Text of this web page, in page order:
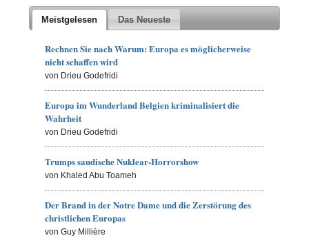
Meistgelesen Das Neueste
Rechnen Sie nach Warum: Europa es möglicherweise
nicht schaffen wird
von Drieu Godefridi
Europa im Wunderland Belgien kriminalisiert die
Wahrheit
von Drieu Godefridi
Trumps saudische Nuklear-Horrorshow
von Khaled Abu Toameh
Der Brand in der Notre Dame und die Zerstörung des
christlichen Europas
von Guy Millière